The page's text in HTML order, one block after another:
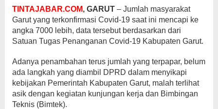
TINTAJABAR.COM, GARUT – Jumlah masyarakat
Garut yang terkonfirmasi Covid-19 saat ini mencapi ke
angka 7000 lebih, data tersebut berdasarkan dari
Satuan Tugas Penanganan Covid-19 Kabupaten Garut.
Adanya penambahan terus jumlah yang terpapar, belum
ada langkah yang diambil DPRD dalam menyikapi
kebijakan Pemerintah Kabupaten Garut, malah terlihat
asik dengan kegiatan kunjungan kerja dan Bimbingan
Teknis (Bimtek).